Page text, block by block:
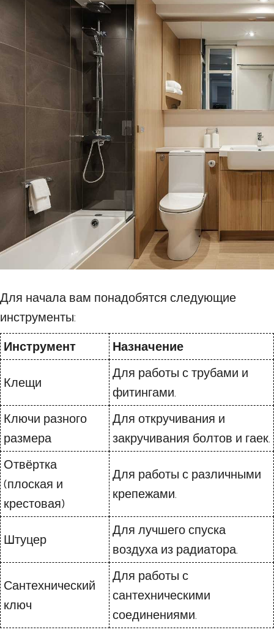
Для начала вам понадобятся следующие
инструменты:
Инструмент
Назначение
Клещи
Для работы с трубами и
фитингами.
Ключи разного
размера
Для откручивания и
закручивания болтов и гаек.
Отвёртка
(плоская и
крестовая)
Для работы с различными
крепежами.
Штуцер
Для лучшего спуска
воздуха из радиатора.
Сантехнический
ключ
Для работы с
сантехническими
соединениями.